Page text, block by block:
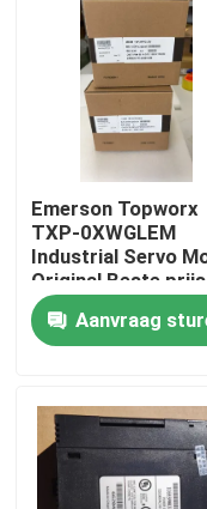
Emerson Topworx
TXP-0XWGLEM
Industrial Servo
Original Beste prijs
Aanvraag